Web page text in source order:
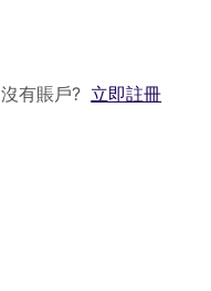
沒有賬戶? 立即註冊